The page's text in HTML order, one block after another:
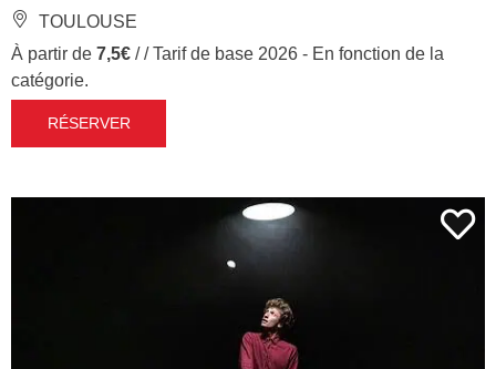
TOULOUSE
À partir de 7,5€ / / Tarif de base 2026 - En fonction de la
catégorie.
RÉSERVER